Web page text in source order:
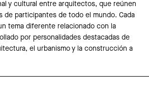
y cultural entre arquitectos, que reúnen
de participantes de todo el mundo. Cada
tema diferente relacionado con la
por personalidades destacadas de
el urbanismo y la construcción a